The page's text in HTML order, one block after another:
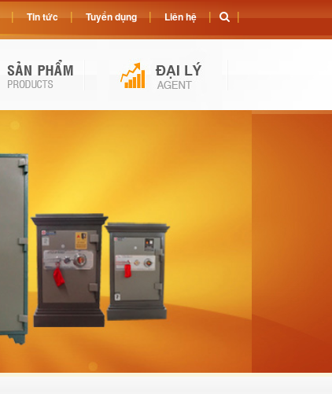
Tin tức Tuyển dụng Liên hệ